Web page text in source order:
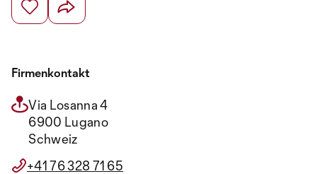
Firmenkontakt
Via Losanna 4
6900 Lugano
Schweiz
+41 76 328 71 65